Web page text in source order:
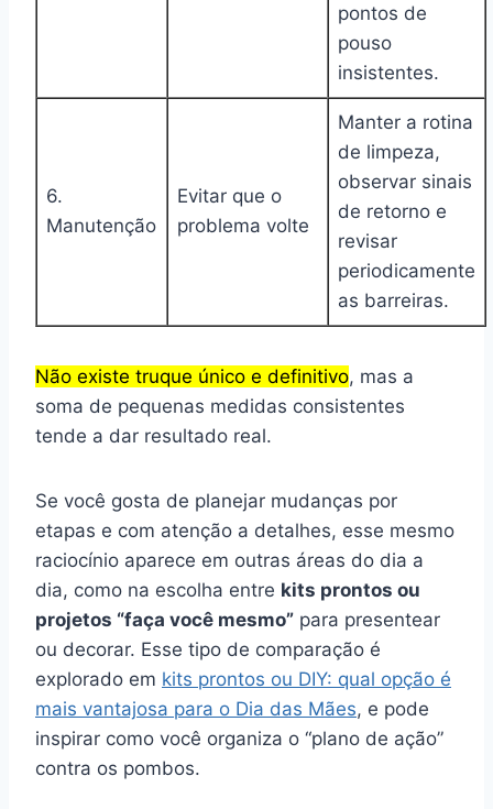
pontos de
pouso
insistentes.
6.
Manutenção
Evitar que o
problema volte
Manter a rotina
de limpeza,
observar sinais
de retorno e
revisar
periodicamente
as barreiras.
Não existe truque único e definitivo, mas a
soma de pequenas medidas consistentes
tende a dar resultado real.
Se você gosta de planejar mudanças por
etapas e com atenção a detalhes, esse mesmo
raciocínio aparece em outras áreas do dia a
dia, como na escolha entre kits prontos ou
projetos “faça você mesmo” para presentear
ou decorar. Esse tipo de comparação é
explorado em kits prontos ou DIY: qual opção é
mais vantajosa para o Dia das Mães, e pode
inspirar como você organiza o “plano de ação”
contra os pombos.